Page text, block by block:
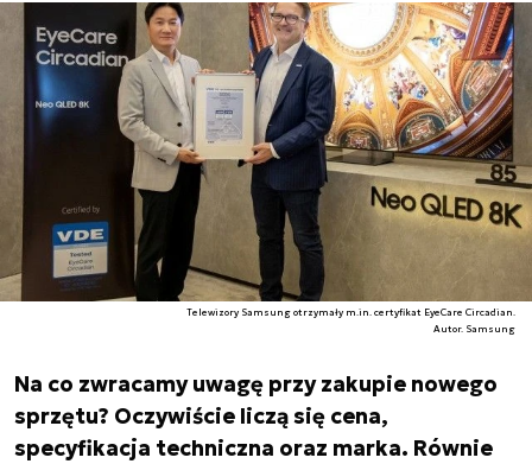
Telewizory Samsung otrzymały m.in. certyfikat EyeCare Circadian.
Autor. Samsung
Na co zwracamy uwagę przy zakupie nowego
sprzętu? Oczywiście liczą się cena,
specyfikacja techniczna oraz marka. Równie